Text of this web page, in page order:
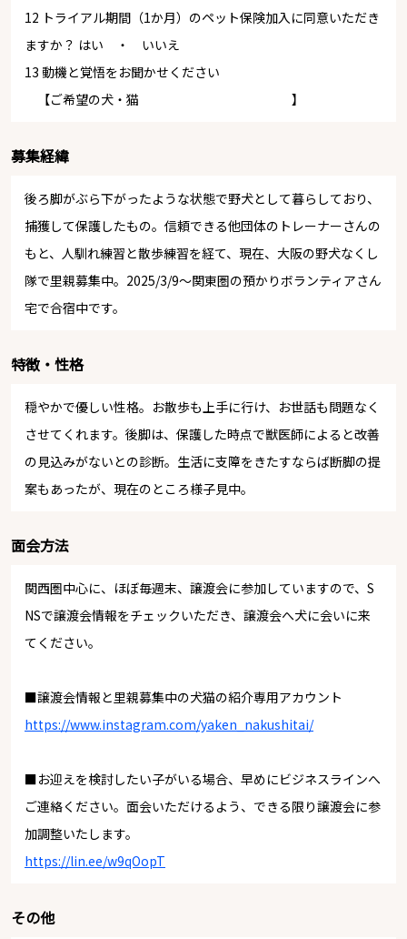
12 トライアル期間（1か月）のペット保険加入に同意いただき
ますか？ はい ・ いいえ
13 動機と覚悟をお聞かせください
【ご希望の犬・猫 】
募集経緯
後ろ脚がぶら下がったような状態で野犬として暮らしており、
捕獲して保護したもの。信頼できる他団体のトレーナーさんの
もと、人馴れ練習と散歩練習を経て、現在、大阪の野犬なくし
隊で里親募集中。2025/3/9〜関東圏の預かりボランティアさん
宅で合宿中です。
特徴・性格
穏やかで優しい性格。お散歩も上手に行け、お世話も問題なく
させてくれます。後脚は、保護した時点で獣医師によると改善
の見込みがないとの診断。生活に支障をきたすならば断脚の提
案もあったが、現在のところ様子見中。
面会方法
関西圏中心に、ほぼ毎週末、譲渡会に参加していますので、S
NSで譲渡会情報をチェックいただき、譲渡会へ犬に会いに来
てください。
■譲渡会情報と里親募集中の犬猫の紹介専用アカウント
https://www.instagram.com/yaken_nakushitai/
■お迎えを検討したい子がいる場合、早めにビジネスラインへ
ご連絡ください。面会いただけるよう、できる限り譲渡会に参
加調整いたします。
https://lin.ee/w9qOopT
その他